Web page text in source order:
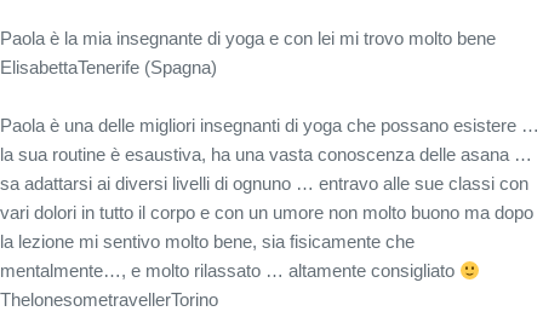
Paola è la mia insegnante di yoga e con lei mi trovo molto bene
ElisabettaTenerife (Spagna)
Paola è una delle migliori insegnanti di yoga che possano esistere …
la sua routine è esaustiva, ha una vasta conoscenza delle asana …
sa adattarsi ai diversi livelli di ognuno … entravo alle sue classi con
vari dolori in tutto il corpo e con un umore non molto buono ma dopo
la lezione mi sentivo molto bene, sia fisicamente che
mentalmente…, e molto rilassato … altamente consigliato
ThelonesometravellerTorino